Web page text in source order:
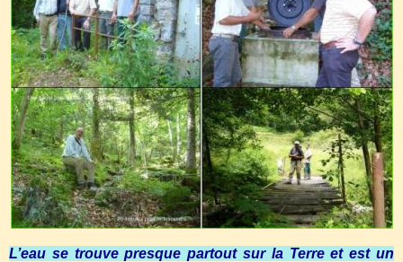
L’eau se trouve presque partout sur la Terre et est un